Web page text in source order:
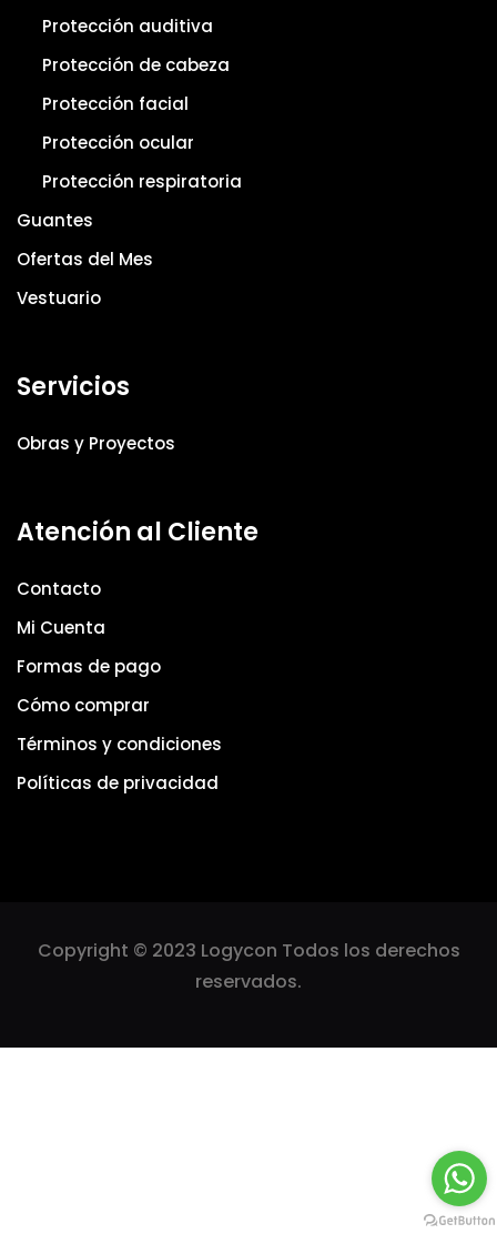
Protección auditiva
Protección de cabeza
Protección facial
Protección ocular
Protección respiratoria
Guantes
Ofertas del Mes
Vestuario
Servicios
Obras y Proyectos
Atención al Cliente
Contacto
Mi Cuenta
Formas de pago
Cómo comprar
Términos y condiciones
Políticas de privacidad
Copyright © 2023 Logycon Todos los derechos
reservados.